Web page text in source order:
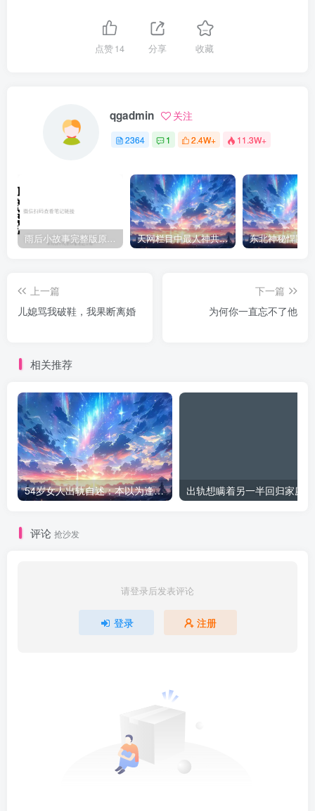
点赞14 分享 收藏
qgadmin 关注
2364 1 2.4W+ 11.3W+
雨后小故事完整版原片动态图（图+文字解说版） 天网栏目中最人神共愤的一期《消失的夫妻》
上一篇
儿媳骂我破鞋，我果断离婚
下一篇
为何你一直忘不了他
相关推荐
54岁女人出轨自述：本以为逢场作戏
评论 抢沙发
请登录后发表评论
登录 注册